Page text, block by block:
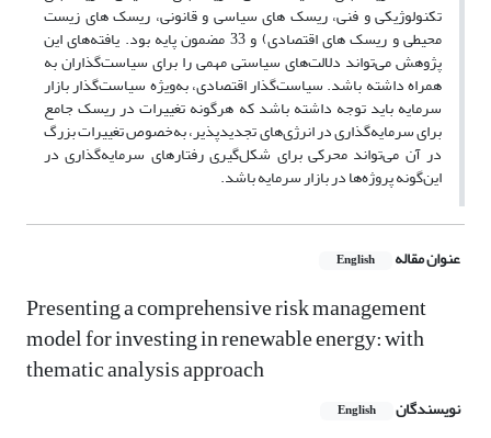
تکنولوژیکی و فنی، ریسک های سیاسی و قانونی، ریسک های زیست
محیطی و ریسک های اقتصادی) و 33 مضمون پایه بود. یافته‌های این‌
پژوهش‌ می‌تواند دلالت‌های سیاستی‌ مهمی‌ را برای سیاست‌گذاران به‌
همراه داشته‌ باشد. سیاست‌گذار اقتصادی، به‌ویژه سیاست‌گذار بازار
سرمایه باید توجه‌ داشته‌ باشد که‌ هرگونه‌ تغییرات در ریسک جامع
برای سرمایه‌گذاری در انرژی‌های تجدیدپذیر، به‌خصوص تغییرات بزرگ
در آن می‌تواند محرکی‌ برای شکل‌گیری رفتارهای سرمایه‌گذاری‌ در
این‌گونه پروژه‌ها در بازار سرمایه باشد.
عنوان مقاله English
Presenting a comprehensive risk management
model for investing in renewable energy: with
thematic analysis approach
نویسندگان English